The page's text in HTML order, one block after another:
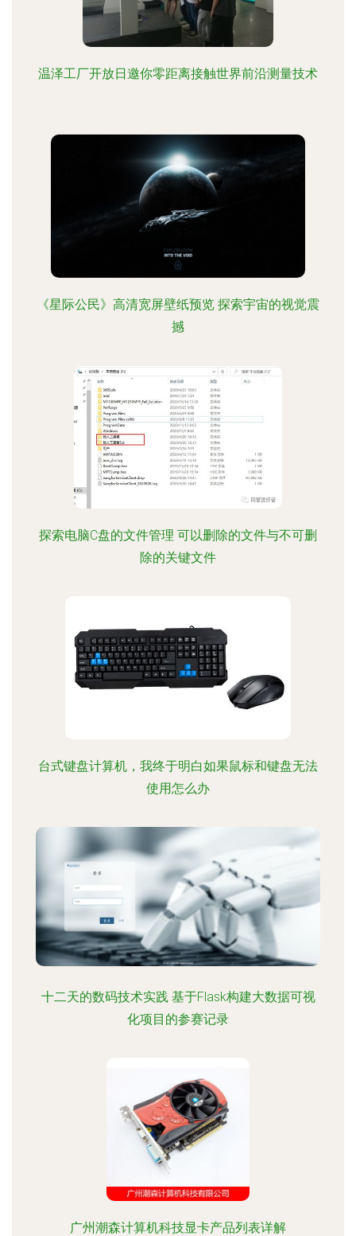
温泽工厂开放日邀你零距离接触世界前沿测量技术
《星际公民》高清宽屏壁纸预览 探索宇宙的视觉震
撼
探索电脑C盘的文件管理 可以删除的文件与不可删
除的关键文件
台式键盘计算机，我终于明白如果鼠标和键盘无法
使用怎么办
十二天的数码技术实践 基于Flask构建大数据可视
化项目的参赛记录
广州潮森计算机科技显卡产品列表详解